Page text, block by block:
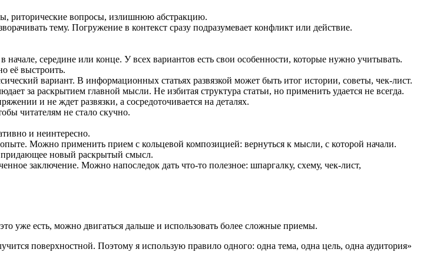
риторические вопросы, излишнюю абстракцию.
тему. Погружение в контекст сразу подразумевает конфликт или действие.
начале, середине или конце. У всех вариантов есть свои особенности, которые нужно учитывать.
её выстроить.
вариант. В информационных статьях развязкой может быть итог истории, советы, чек-лист.
за раскрытием главной мысли. Не избитая структура статьи, но применить удается не всегда.
и не ждет развязки, а сосредоточивается на деталях.
читателям не стало скучно.
и неинтересно.
Можно применить прием с кольцевой композицией: вернуться к мысли, с которой начали.
придающее новый раскрытый смысл.
заключение. Можно напоследок дать что-то полезное: шпаргалку, схему, чек-лист,
уже есть, можно двигаться дальше и использовать более сложные приемы.
поверхностной. Поэтому я использую правило одного: одна тема, одна цель, одна аудитория»